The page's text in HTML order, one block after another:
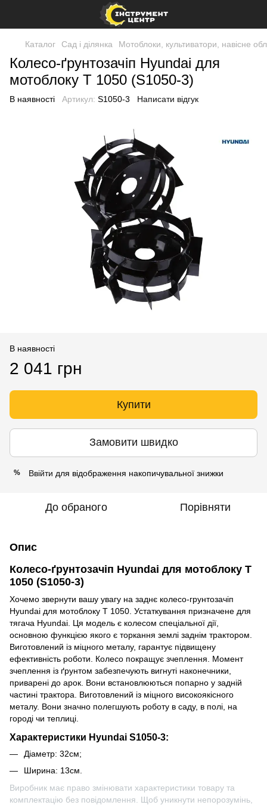
Каталог Сад і ділянка Мотоблоки, культиватори, навісне
Колесо-ґрунтозачіп Hyundai для
мотоблоку T 1050 (S1050-3)
В наявності Артикул: S1050-3 Написати відгук
В наявності
2 041 грн
Купити
Замовити швидко
% Ввійти для відображення накопичувальної знижки
До обраного Порівняти
Опис
Колесо-ґрунтозачіп Hyundai для мотоблоку T
1050 (S1050-3)
Хочемо звернути вашу увагу на заднє колесо-грунтозачіп
Hyundai для мотоблоку T 1050. Устаткування призначене для
тягача Hyundai. Ця модель є колесом спеціальної дії,
основною функцією якого є торкання землі заднім трактором.
Виготовлений із міцного металу, гарантує підвищену
ефективність роботи. Колесо покращує зчеплення. Момент
зчеплення із ґрунтом забезпечують вигнуті наконечники,
приварені до арок. Вони встановлюються попарно у задній
частині трактора. Виготовлений із міцного високоякісного
металу. Вони значно полегшують роботу в саду, в полі, на
городі чи теплиці.
Характеристики Hyundai S1050-3:
Діаметр: 32см;
Ширина: 13см.
Виробник має право змінювати характеристики товару та
комплектацію без повідомлення. Щоб уникнути непорозумінь,